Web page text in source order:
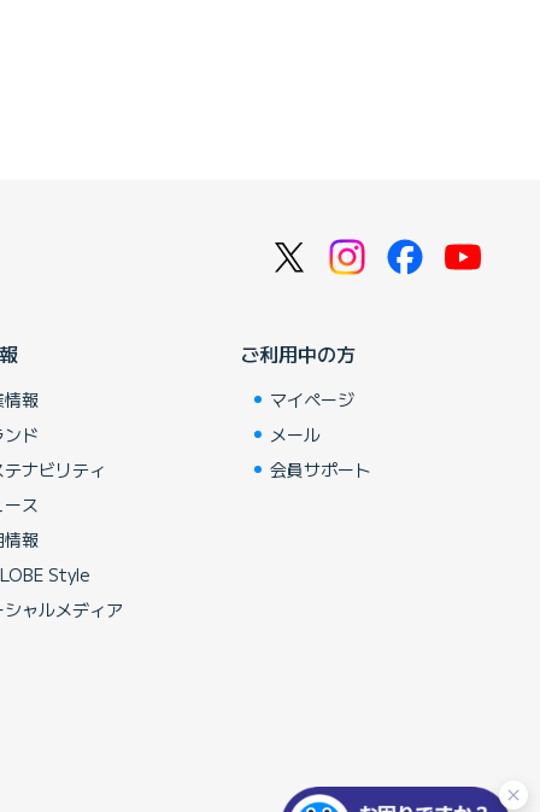
情報
ンド
ナビリティ
ス
情報
Style
シャルメディア
ご利用中の方
マイページ
メール
会員サポート